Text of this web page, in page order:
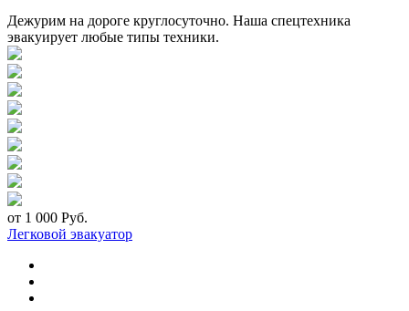
Дежурим на дороге круглосуточно. Наша спецтехника
эвакуирует любые типы техники.
от 1 000 Руб.
Легковой эвакуатор